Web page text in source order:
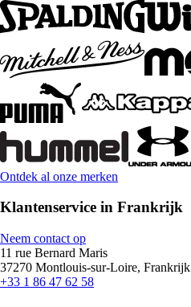
Ontdek al onze merken
Klantenservice in Frankrijk
Neem contact op
11 rue Bernard Maris
37270 Montlouis-sur-Loire, Frankrijk
+33 1 86 47 62 58